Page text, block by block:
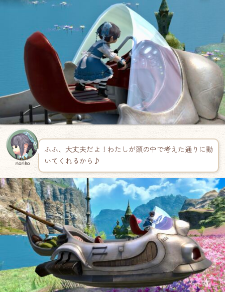
noriko
ふふ、大丈夫だよ！わたしが頭の中で考えた通りに動
いてくれるから♪